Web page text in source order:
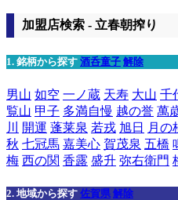
加盟店検索 - 立春朝搾り
1. 銘柄から探す 酒呑童子 解除
男山 如空 一ノ蔵 天寿 大山 千
覧山 甲子 多満自慢 越の誉 萬
川
開運 蓬莱泉 若戎 旭日 月の
秋 七冠馬 嘉美心 賀茂泉 五橋
梅 西の関 香露 盛升 弥右衛門
2. 地域から探す 佐賀県 解除